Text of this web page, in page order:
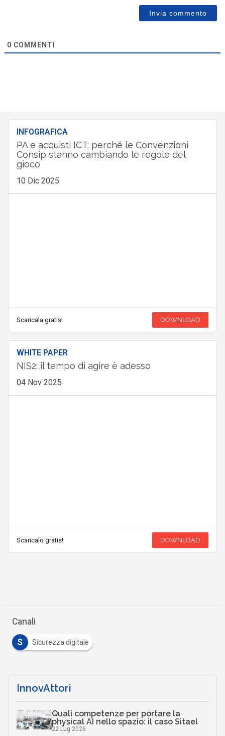
0 COMMENTI
INFOGRAFICA
PA e acquisti ICT: perché le Convenzioni
Consip stanno cambiando le regole del
gioco
10 Dic 2025
Scaricala gratis! DOWNLOAD
WHITE PAPER
NIS2: il tempo di agire è adesso
04 Nov 2025
Scaricalo gratis! DOWNLOAD
Canali
S Sicurezza digitale
InnovAttori
Quali competenze per portare la
physical AI nello spazio: il caso Sitael
22 Lug 2026